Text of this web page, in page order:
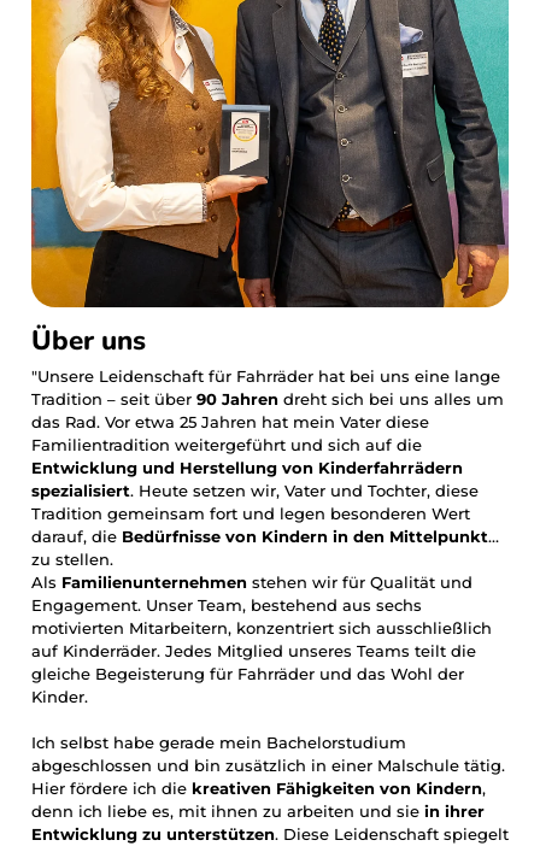
BAXI
Über uns
"Unsere Leidenschaft für Fahrräder hat bei uns eine lange
Tradition – seit über 90 Jahrendreht sich bei uns alles um
das Rad. Vor etwa 25 Jahren hat mein Vater diese
Familientradition weitergeführt und sich auf die
Entwicklung und Herstellung von Kinderfahrrädern
spezialisiert. Heute setzen wir, Vater und Tochter, diese
Tradition gemeinsam fort und legen besonderen Wert
darauf, die Bedürfnisse von Kindern in den Mittelpunkt
zu stellen.
Als Familienunternehmenstehen wir für Qualität und
Engagement. Unser Team, bestehend aus sechs
motivierten Mitarbeitern, konzentriert sich ausschließlich
auf Kinderräder. Jedes Mitglied unseres Teams teilt die
gleiche Begeisterung für Fahrräder und das Wohl der
Kinder.
Ich selbst habe gerade mein Bachelorstudium
abgeschlossen und bin zusätzlich in einer Malschule tätig.
Hier fördere ich die kreativen Fähigkeiten von Kindern,
denn ich liebe es, mit ihnen zu arbeiten und sie in ihrer
Entwicklung zu unterstützen. Diese Leidenschaft spiegelt